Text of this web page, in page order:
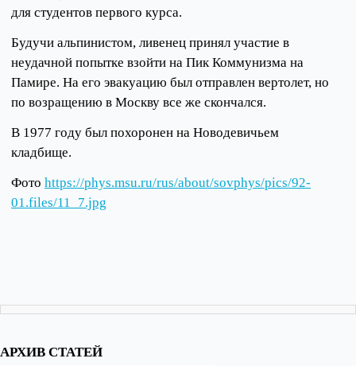
для студентов первого курса.
Будучи альпинистом, ливенец принял участие в
неудачной попытке взойти на Пик Коммунизма на
Памире. На его эвакуацию был отправлен вертолет, но
по возращению в Москву все же скончался.
В 1977 году был похоронен на Новодевичьем
кладбище.
Фото https://phys.msu.ru/rus/about/sovphys/pics/92-
01.files/11_7.jpg
АРХИВ СТАТЕЙ